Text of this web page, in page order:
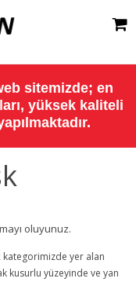
sitemizde; en
yüksek kaliteli
oluyunuz.
kategorimizde yer alan
kusurlu yüzeyinde ve yan